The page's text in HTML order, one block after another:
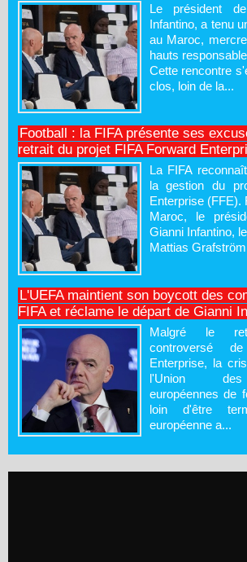
Le président
Infantino, a tenu
au Maroc,
hauts
Cette rencontre
clos, loin de la...
Football : la FIFA présente ses
retrait du projet FIFA Forward
La FIFA
la gestion du
Enterprise (FFE).
Maroc, le
Gianni Infantino,
Mattias
L'UEFA maintient son boycott des
FIFA et réclame le départ de Gianni
Malgré le
controversé
Enterprise, la
l'Union des
européennes de
loin d'être
européenne a...